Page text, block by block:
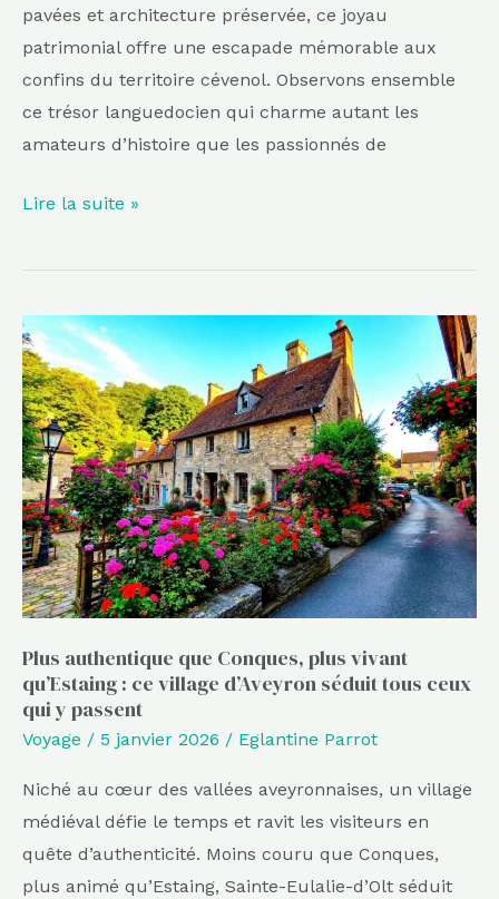
pavées et architecture préservée, ce joyau
patrimonial offre une escapade mémorable aux
confins du territoire cévenol. Observons ensemble
ce trésor languedocien qui charme autant les
amateurs d’histoire que les passionnés de
Lire la suite »
Plus authentique que Conques, plus vivant
qu’Estaing : ce village d’Aveyron séduit tous ceux
qui y passent
Voyage / 5 janvier 2026 / Eglantine Parrot
Niché au cœur des vallées aveyronnaises, un village
médiéval défie le temps et ravit les visiteurs en
quête d’authenticité. Moins couru que Conques,
plus animé qu’Estaing, Sainte-Eulalie-d’Olt séduit
Plus
authentique
que
Conques,
plus
vivant
qu’Estaing
:
ce
village
d’Aveyron
séduit
tous
ceux
qui
y
passent